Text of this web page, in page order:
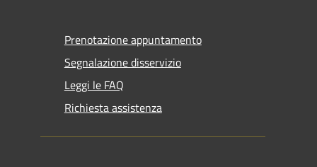
Prenotazione appuntamento
Segnalazione disservizio
Leggi le FAQ
Richiesta assistenza